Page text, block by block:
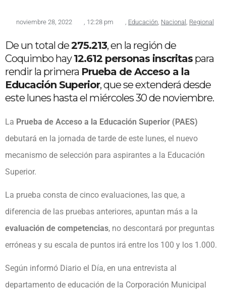
noviembre 28, 2022 , 12:28 pm , Educación, Nacional , Regional
De un total de275.213, en la región de
Coquimbo hay12.612 personas inscritas para
rendir la primera Prueba de Acceso a la
Educación Superior, que se extenderá desde
este lunes hasta el miércoles 30 de noviembre.
La Prueba de Acceso a la Educación Superior (PAES)
debutará en la jornada de tarde de este lunes, el nuevo
mecanismo de selección para aspirantes a la Educación
Superior.
La prueba consta de cinco evaluaciones, las que, a
diferencia de las pruebas anteriores, apuntan más a la
evaluación de competencias, no descontará por preguntas
erróneas y su escala de puntos irá entre los 100 y los 1.000.
Según informó Diario el Día, en una entrevista al
departamento de educación de la Corporación Municipal